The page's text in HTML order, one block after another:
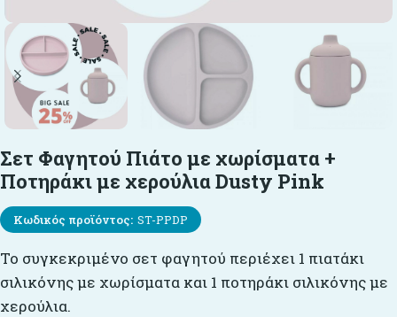
Σετ Φαγητού Πιάτο με χωρίσματα +
Ποτηράκι με χερούλια Dusty Pink
Κωδικός προϊόντος: ST-PPDP
Το συγκεκριμένο σετ φαγητού περιέχει 1 πιατάκι
σιλικόνης με χωρίσματα και 1 ποτηράκι σιλικόνης με
χερούλια.